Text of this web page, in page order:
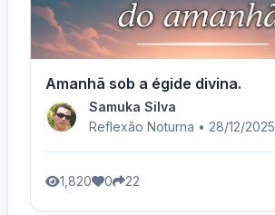
Amanhã sob a égide divina.
Samuka Silva
Reflexão Noturna • 28/12/2025
1,820 0 22